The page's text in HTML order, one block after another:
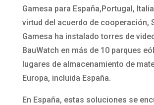
Gamesa para España,Portugal,
virtud del acuerdo de cooperación,
Gamesa ha instalado torres de
BauWatch en más de 10 parques
lugares de almacenamiento de
Europa, incluida España.
En España, estas soluciones se